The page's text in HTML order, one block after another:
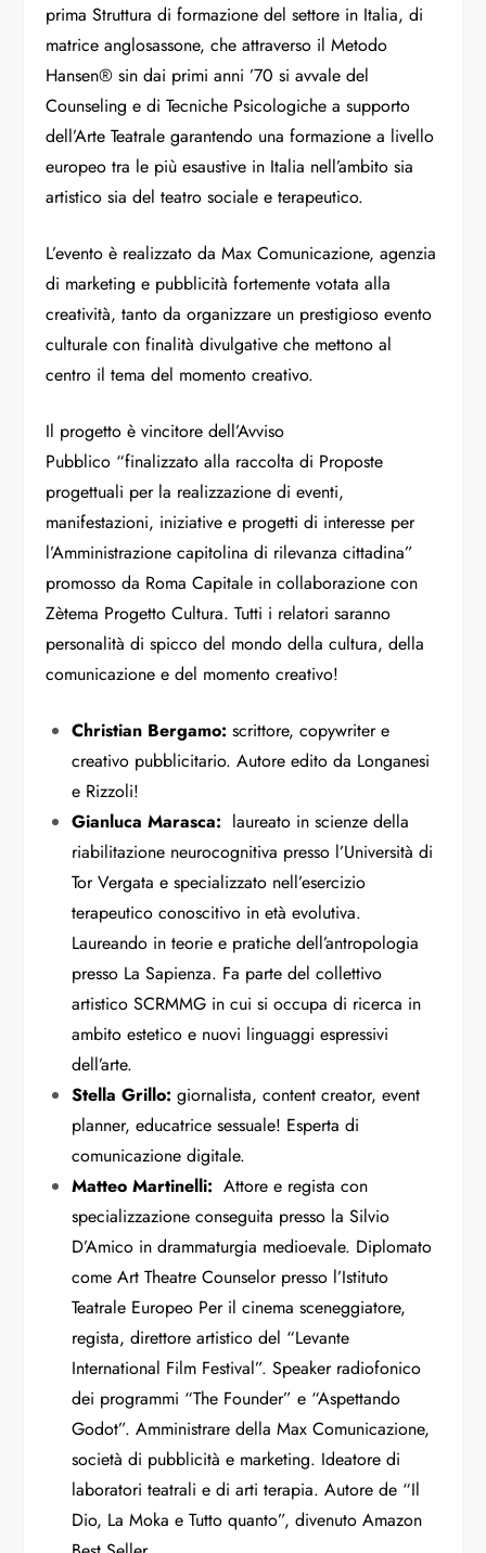
prima Struttura di formazione del settore in Italia, di
matrice anglosassone, che attraverso il Metodo
Hansen® sin dai primi anni ’70 si avvale del
Counseling e di Tecniche Psicologiche a supporto
dell’Arte Teatrale garantendo una formazione a livello
europeo tra le più esaustive in Italia nell’ambito sia
artistico sia del teatro sociale e terapeutico.
L’evento è realizzato da Max Comunicazione, agenzia
di marketing e pubblicità fortemente votata alla
creatività, tanto da organizzare un prestigioso evento
culturale con finalità divulgative che mettono al
centro il tema del momento creativo.
Il progetto è vincitore dell’Avviso
Pubblico “finalizzato alla raccolta di Proposte
progettuali per la realizzazione di eventi,
manifestazioni, iniziative e progetti di interesse per
l’Amministrazione capitolina di rilevanza cittadina”
promosso da Roma Capitale in collaborazione con
Zètema Progetto Cultura. Tutti i relatori saranno
personalità di spicco del mondo della cultura, della
comunicazione e del momento creativo!
Christian Bergamo: scrittore, copywriter e
creativo pubblicitario. Autore edito da Longanesi
e Rizzoli!
Gianluca Marasca: laureato in scienze della
riabilitazione neurocognitiva presso l’Università di
Tor Vergata e specializzato nell’esercizio
terapeutico conoscitivo in età evolutiva.
Laureando in teorie e pratiche dell’antropologia
presso La Sapienza. Fa parte del collettivo
artistico SCRMMG in cui si occupa di ricerca in
ambito estetico e nuovi linguaggi espressivi
dell’arte.
Stella Grillo: giornalista, content creator, event
planner, educatrice sessuale! Esperta di
comunicazione digitale.
Matteo Martinelli: Attore e regista con
specializzazione conseguita presso la Silvio
D’Amico in drammaturgia medioevale. Diplomato
come Art Theatre Counselor presso l’Istituto
Teatrale Europeo Per il cinema sceneggiatore,
regista, direttore artistico del “Levante
International Film Festival”. Speaker radiofonico
dei programmi “The Founder” e “Aspettando
Godot”. Amministrare della Max Comunicazione,
società di pubblicità e marketing. Ideatore di
laboratori teatrali e di arti terapia. Autore de “Il
Dio, La Moka e Tutto quanto”, divenuto Amazon